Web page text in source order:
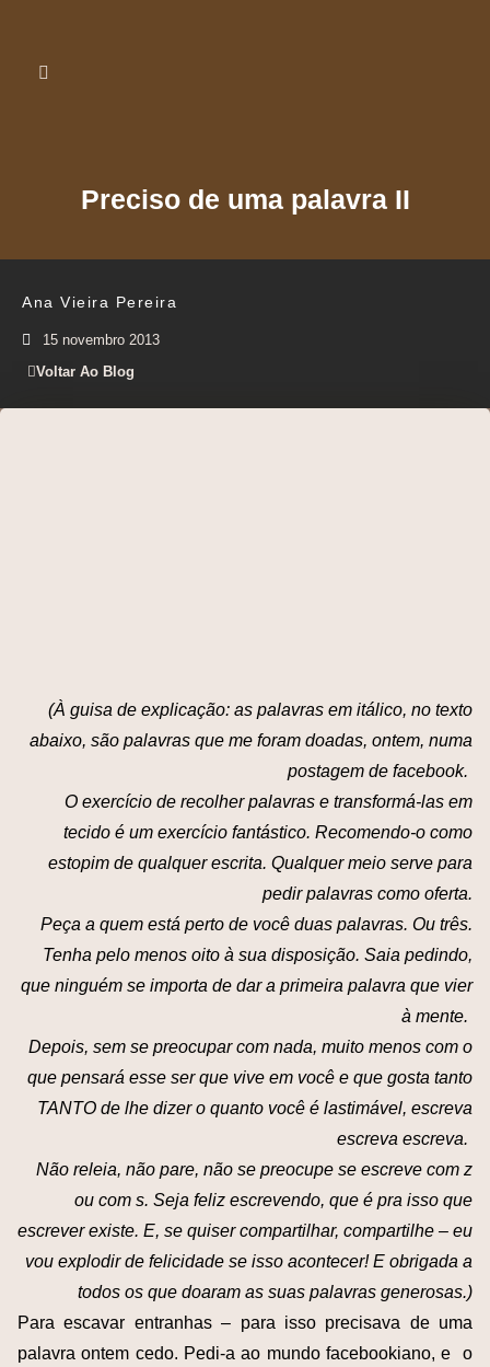
Preciso de uma palavra II
Ana Vieira Pereira
15 novembro 2013
Voltar Ao Blog
(À guisa de explicação: as palavras em itálico, no texto
abaixo, são palavras que me foram doadas, ontem, numa
postagem de facebook.
O exercício de recolher palavras e transformá-las em
tecido é um exercício fantástico. Recomendo-o como
estopim de qualquer escrita. Qualquer meio serve para
pedir palavras como oferta.
Peça a quem está perto de você duas palavras. Ou três.
Tenha pelo menos oito à sua disposição. Saia pedindo,
que ninguém se importa de dar a primeira palavra que vier
à mente.
Depois, sem se preocupar com nada, muito menos com o
que pensará esse ser que vive em você e que gosta tanto
TANTO de lhe dizer o quanto você é lastimável, escreva
escreva escreva.
Não releia, não pare, não se preocupe se escreve com z
ou com s. Seja feliz escrevendo, que é pra isso que
escrever existe. E, se quiser compartilhar, compartilhe – eu
vou explodir de felicidade se isso acontecer! E obrigada a
todos os que doaram as suas palavras generosas.)
Para escavar entranhas – para isso precisava de uma
palavra ontem cedo. Pedi-a ao mundo facebookiano, e o